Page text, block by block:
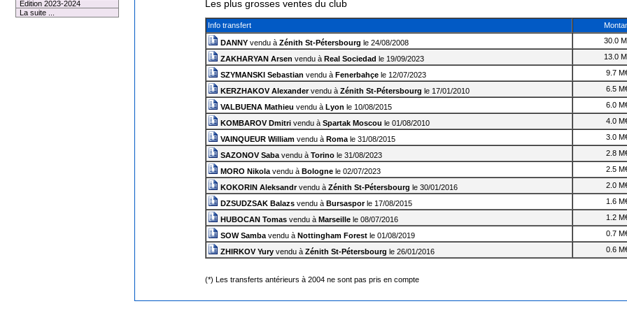
Edition 2023-2024
La suite ...
Les plus grosses ventes du club
Info transfert
DANNYvendu à Zénith St-Pétersbourg le 24/08/2008 30.0
ZAKHARYAN Arsen vendu à Real Sociedad le 19/09/2023 13.0
SZYMANSKI Sebastian vendu à Fenerbahçele 12/07/2023 9.7
KERZHAKOV Alexandervendu à Zénith St-Pétersbourg le 17/01/2010 6.5
VALBUENA Mathieu vendu à Lyon le 10/08/2015 6.0
KOMBAROV Dmitrivendu à Spartak Moscou le 01/08/2010 4.0
VAINQUEUR Williamvendu à Romale 31/08/2015 3.0
SAZONOV Sabavendu à Torinole 31/08/2023 2.8
MORO Nikolavendu à Bolognele 02/07/2023 2.5
KOKORIN Aleksandrvendu à Zénith St-Pétersbourg le 30/01/2016 2.0
DZSUDZSAK Balazsvendu à Bursasporle 17/08/2015 1.6
HUBOCAN Tomasvendu à Marseillele 08/07/2016 1.2
SOW Sambavendu à Nottingham Forestle 01/08/2019 0.7
ZHIRKOV Yuryvendu à Zénith St-Pétersbourg le 26/01/2016 0.6
(*) Les transferts antérieurs à 2004 ne sont pas pris en compte